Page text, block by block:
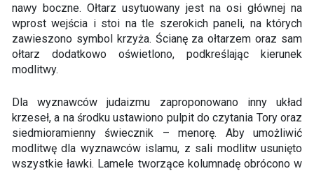
nawy boczne. Ołtarz usytuowany jest na osi głównej na
wprost wejścia i stoi na tle szerokich paneli, na których
zawieszono symbol krzyża. Ścianę za ołtarzem oraz sam
ołtarz dodatkowo oświetlono, podkreślając kierunek
modlitwy.
Dla wyznawców judaizmu zaproponowano inny układ
krzeseł, a na środku ustawiono pulpit do czytania Tory oraz
siedmioramienny świecznik – menorę. Aby umożliwić
modlitwę dla wyznawców islamu, z sali modlitw usunięto
wszystkie ławki. Lamele tworzące kolumnadę obrócono w